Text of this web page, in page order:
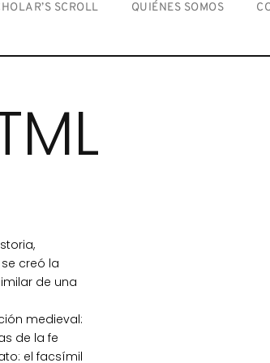
SCROLL QUIÉNES SOMOS
creó la
de una
medieval:
de la fe
el facsímil